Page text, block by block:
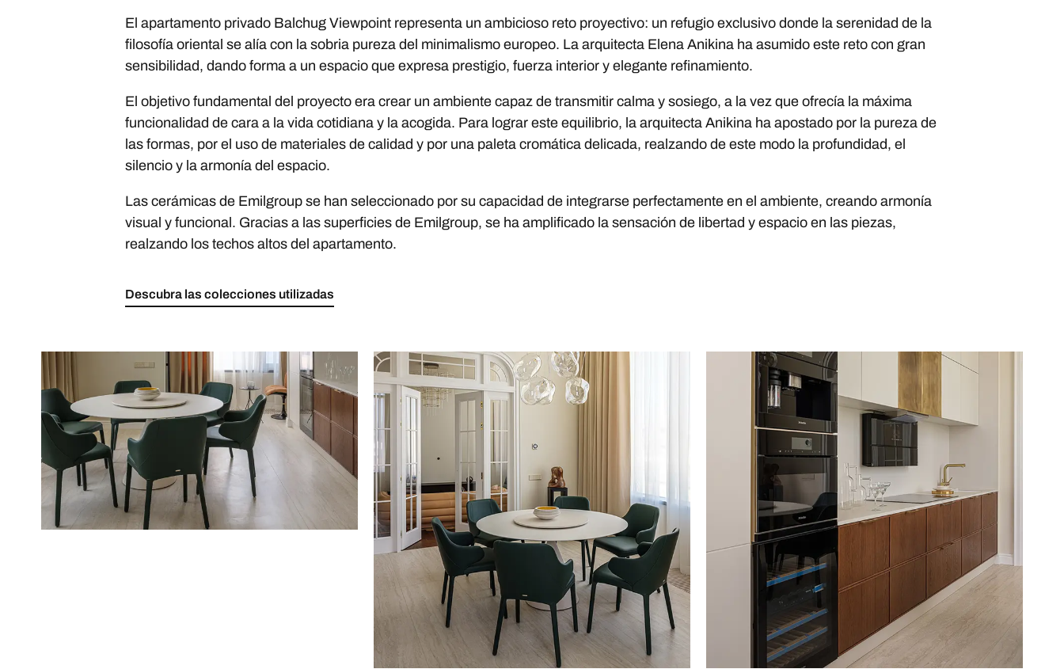
El apartamento privado Balchug Viewpoint representa un ambicioso reto proyectivo: un refugio exclusivo donde la serenidad de la
filosofía oriental se alía con la sobria pureza del minimalismo europeo. La arquitecta Elena Anikina ha asumido este reto con gran
sensibilidad, dando forma a un espacio que expresa prestigio, fuerza interior y elegante refinamiento.
El objetivo fundamental del proyecto era crear un ambiente capaz de transmitir calma y sosiego, a la vez que ofrecía la máxima
funcionalidad de cara a la vida cotidiana y la acogida. Para lograr este equilibrio, la arquitecta Anikina ha apostado por la pureza de
las formas, por el uso de materiales de calidad y por una paleta cromática delicada, realzando de este modo la profundidad, el
silencio y la armonía del espacio.
Las cerámicas de Emilgroup se han seleccionado por su capacidad de integrarse perfectamente en el ambiente, creando armonía
visual y funcional. Gracias a las superficies de Emilgroup, se ha amplificado la sensación de libertad y espacio en las piezas,
realzando los techos altos del apartamento.
Descubra las colecciones utilizadas